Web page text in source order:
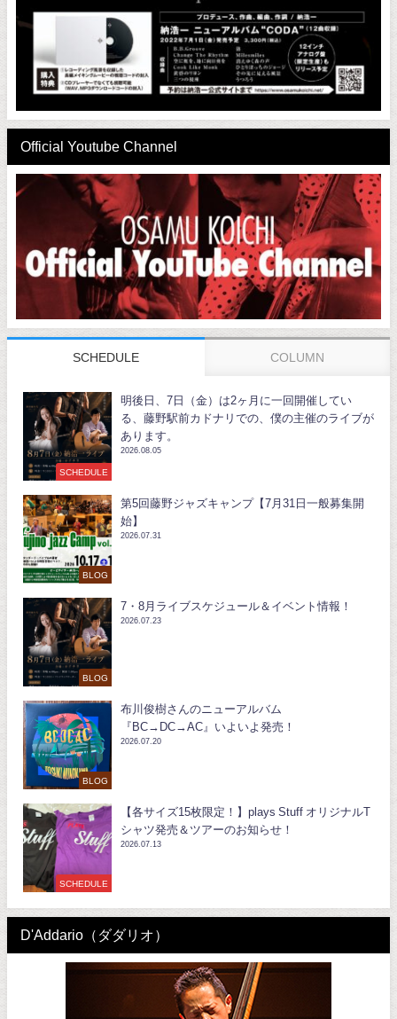
Official Youtube Channel
SCHEDULE COLUMN
SCHEDULE
明後日、7日（金）は2ヶ月に一回開催してい
る、藤野駅前カドナリでの、僕の主催のライブが
あります。
2026.08.05
BLOG
第5回藤野ジャズキャンプ【7月31日一般募集開
始】
2026.07.31
BLOG
7・8月ライブスケジュール＆イベント情報！
2026.07.23
BLOG
布川俊樹さんのニューアルバム
『BC→DC→AC』いよいよ発売！
2026.07.20
SCHEDULE
【各サイズ15枚限定！】plays Stuff オリジナルT
シャツ発売＆ツアーのお知らせ！
2026.07.13
D'Addario（ダダリオ）